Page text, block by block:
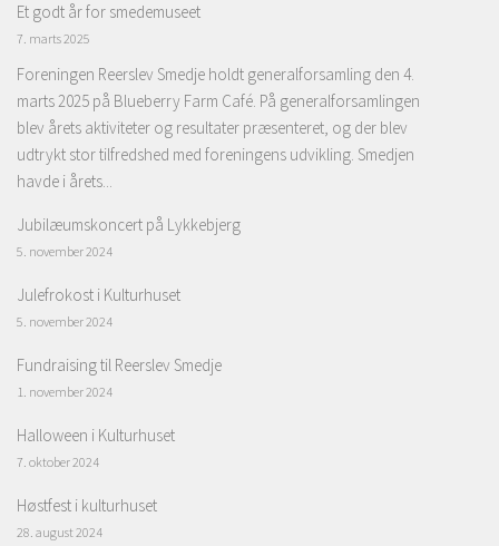
Et godt år for smedemuseet
7. marts 2025
Foreningen Reerslev Smedje holdt generalforsamling den 4.
marts 2025 på Blueberry Farm Café. På generalforsamlingen
blev årets aktiviteter og resultater præsenteret, og der blev
udtrykt stor tilfredshed med foreningens udvikling. Smedjen
havde i årets...
Jubilæumskoncert på Lykkebjerg
5. november 2024
Julefrokost i Kulturhuset
5. november 2024
Fundraising til Reerslev Smedje
1. november 2024
Halloween i Kulturhuset
7. oktober 2024
Høstfest i kulturhuset
28. august 2024